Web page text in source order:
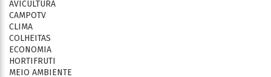
AVICULTURA
CAMPOTV
CLIMA
COLHEITAS
ECONOMIA
HORTIFRUTI
MEIO AMBIENTE